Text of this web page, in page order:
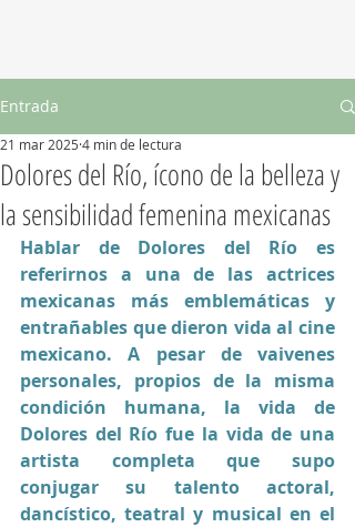
Entrada
Dolores del Río, ícono de la belleza y
la sensibilidad femenina mexicanas
21 mar 2025 4 min de lectura
Hablar de Dolores del Río es
referirnos a una de las actrices
mexicanas más emblemáticas y
entrañables que dieron vida al cine
mexicano. A pesar de vaivenes
personales, propios de la misma
condición humana, la vida de
Dolores del Río fue la vida de una
artista completa que supo
conjugar su talento actoral,
dancístico, teatral y musical en el